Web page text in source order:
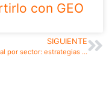
con GEO
SIGUIENTE
SEO local por sector: estrategias efectivas para negocios